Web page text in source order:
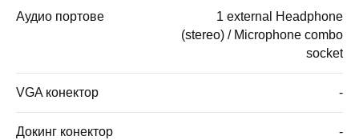
Аудио портове
1 external Headphone
(stereo) / Microphone combo
socket
VGA конектор -
Докинг конектор -